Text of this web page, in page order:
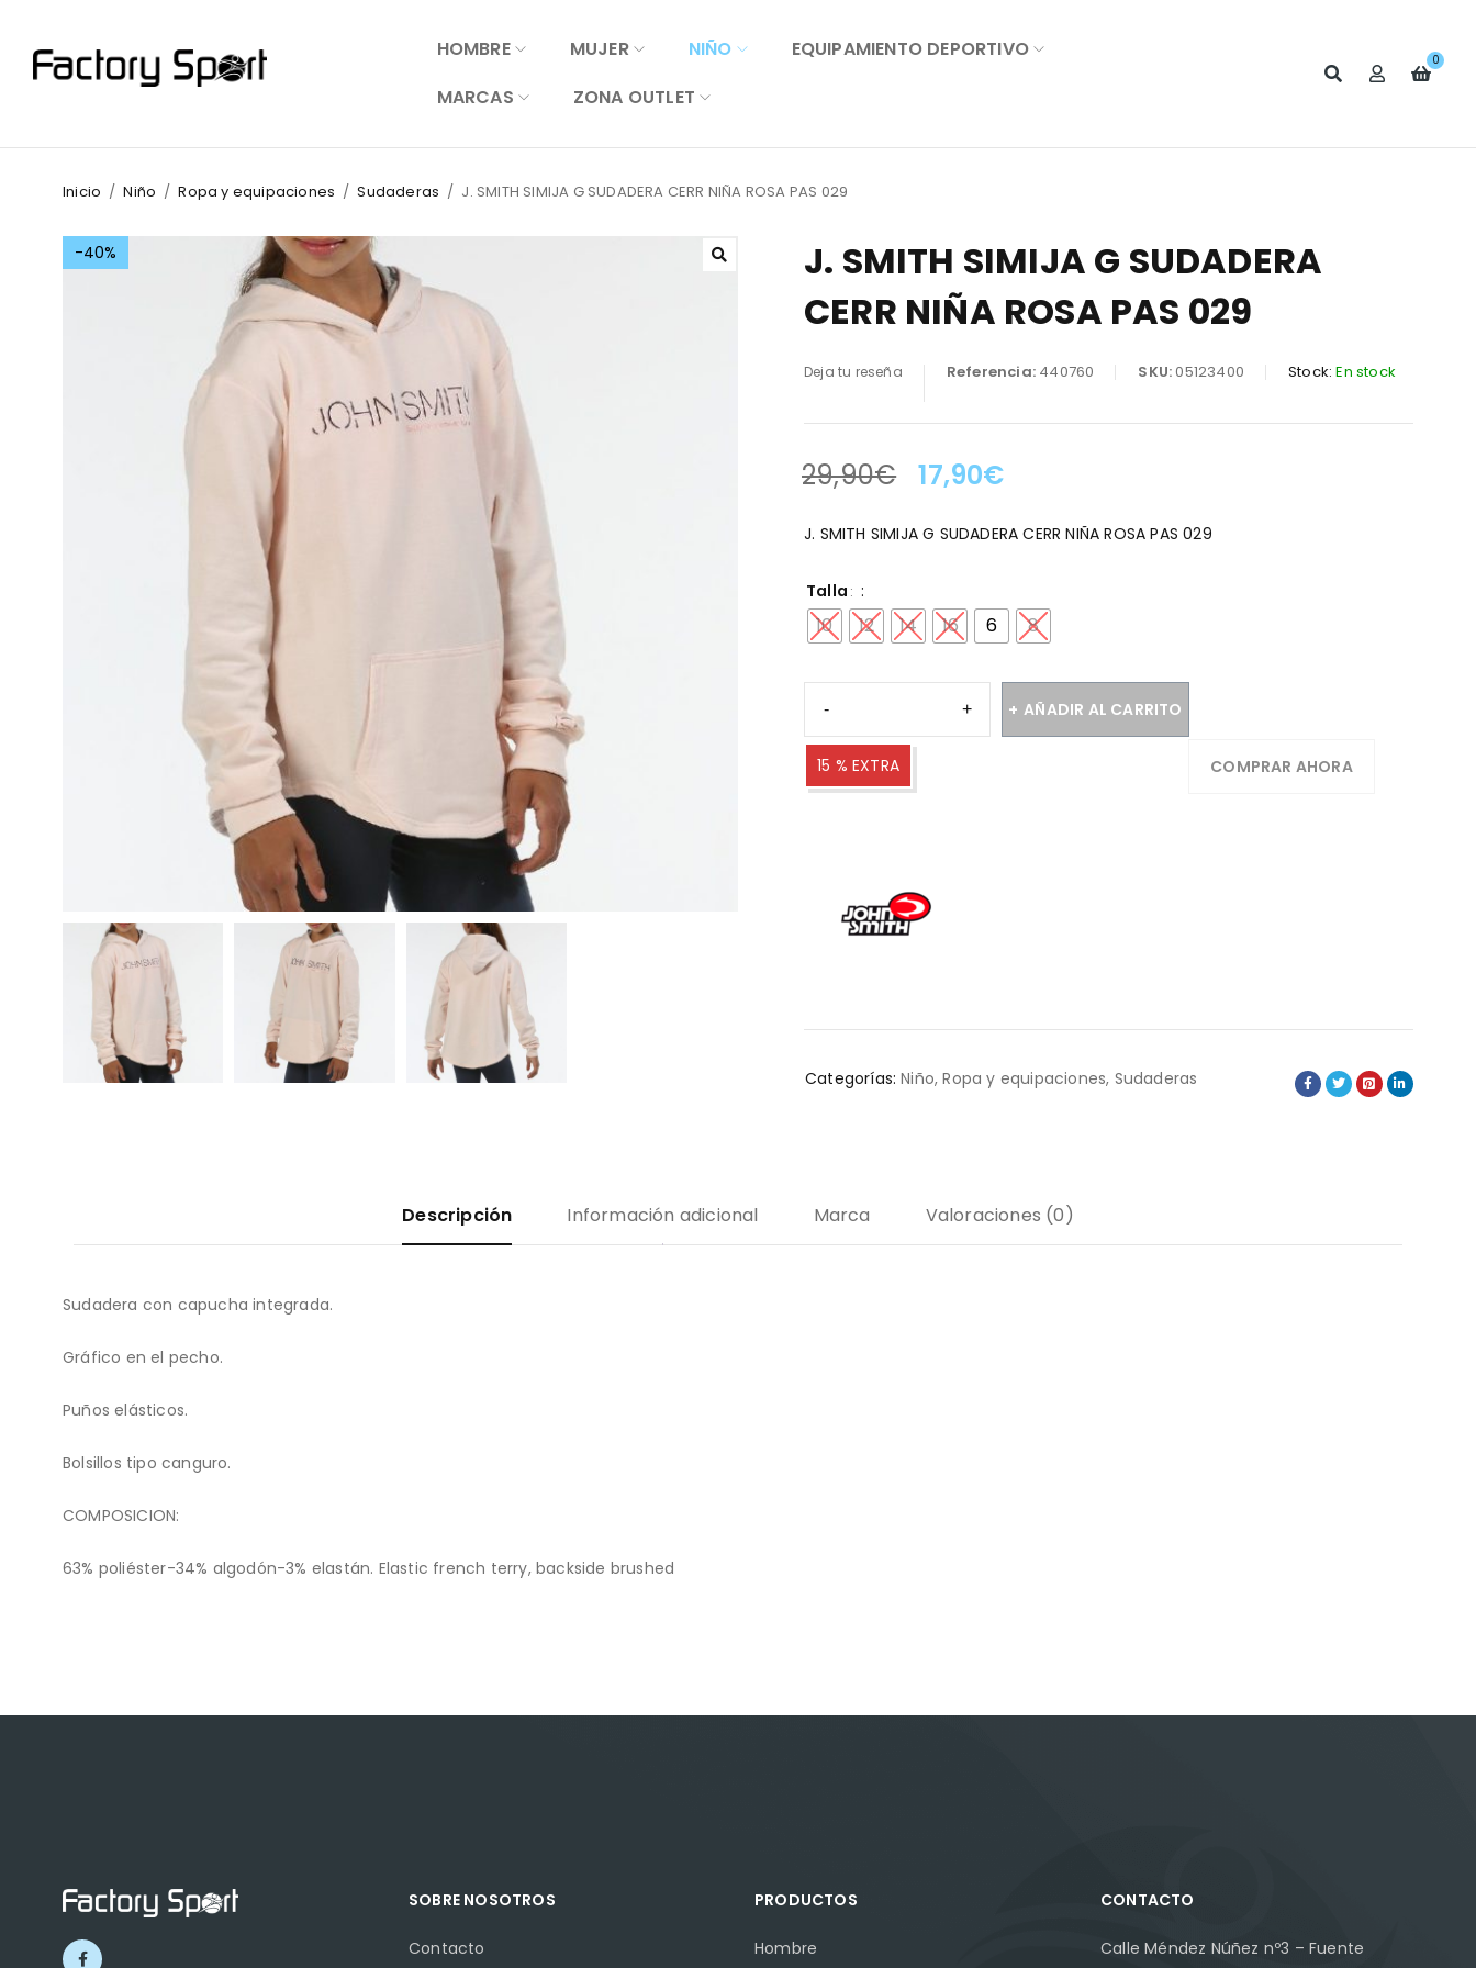
HOMBRE MUJER NIÑO
EQUIPAMIENTO DEPORTIVO
MARCAS
ZONA OUTLET
0
Inicio / Niño / Ropa y equipaciones / Sudaderas / J. SMITH SIMIJA G SUDADERA CERR NIÑA ROSA PAS 029
-40%
J. SMITH SIMIJA G SUDADERA
CERR NIÑA ROSA PAS 029
Deja tu reseña Referencia: 440760 SKU:05123400 Stock: En stock
LA OFERTA TERMINA EN:
29,90€ 17,90€
J. SMITH SIMIJA G SUDADERA CERR NIÑA ROSA PAS 029
Talla
10 12 14 16 6 8
AÑADIR AL CARRITO
15 % EXTRA COMPRAR AHORA
Categorías: Niño,Ropa y equipaciones, Sudaderas
Descripción Información adicional Marca Valoraciones (0)
Sudadera con capucha integrada.
Gráfico en el pecho.
Puños elásticos.
Bolsillos tipo canguro.
COMPOSICION:
63% poliéster-34% algodón-3% elastán. Elastic french terry, backside brushed
SOBRE NOSOTROS
Contacto
PRODUCTOS
Hombre
CONTACTO
Calle Méndez Núñez nº3 – Fuente